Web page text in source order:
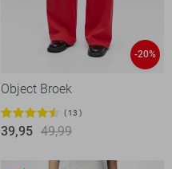
-20%
Object Broek
13
39,95 49,99